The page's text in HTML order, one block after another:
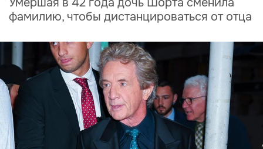
фамилию, чтобы дистанцироваться от отца